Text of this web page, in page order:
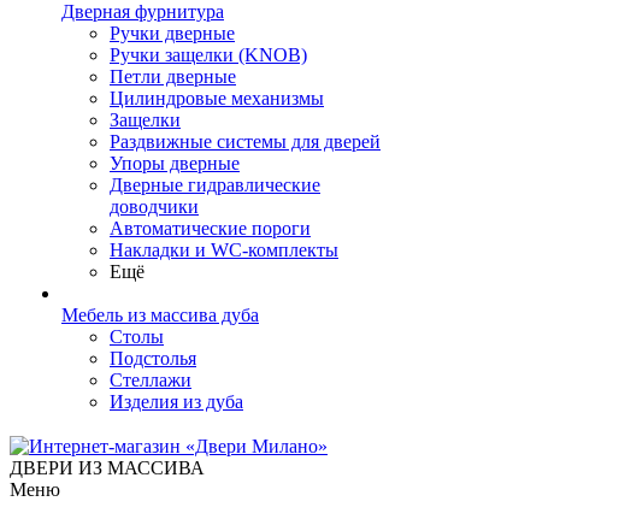
Дверная фурнитура
Ручки дверные
Ручки защелки (KNOB)
Петли дверные
Цилиндровые механизмы
Защелки
Раздвижные системы для дверей
Упоры дверные
Дверные гидравлические
доводчики
Автоматические пороги
Накладки и WC-комплекты
Ещё
Мебель из массива дуба
Столы
Подстолья
Стеллажи
Изделия из дуба
ДВЕРИ ИЗ МАССИВА
Меню